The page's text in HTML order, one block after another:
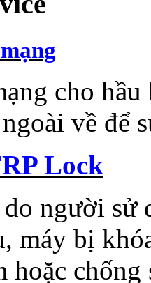
cho
về để
Lock
người sử
máy bị
hoặc chống